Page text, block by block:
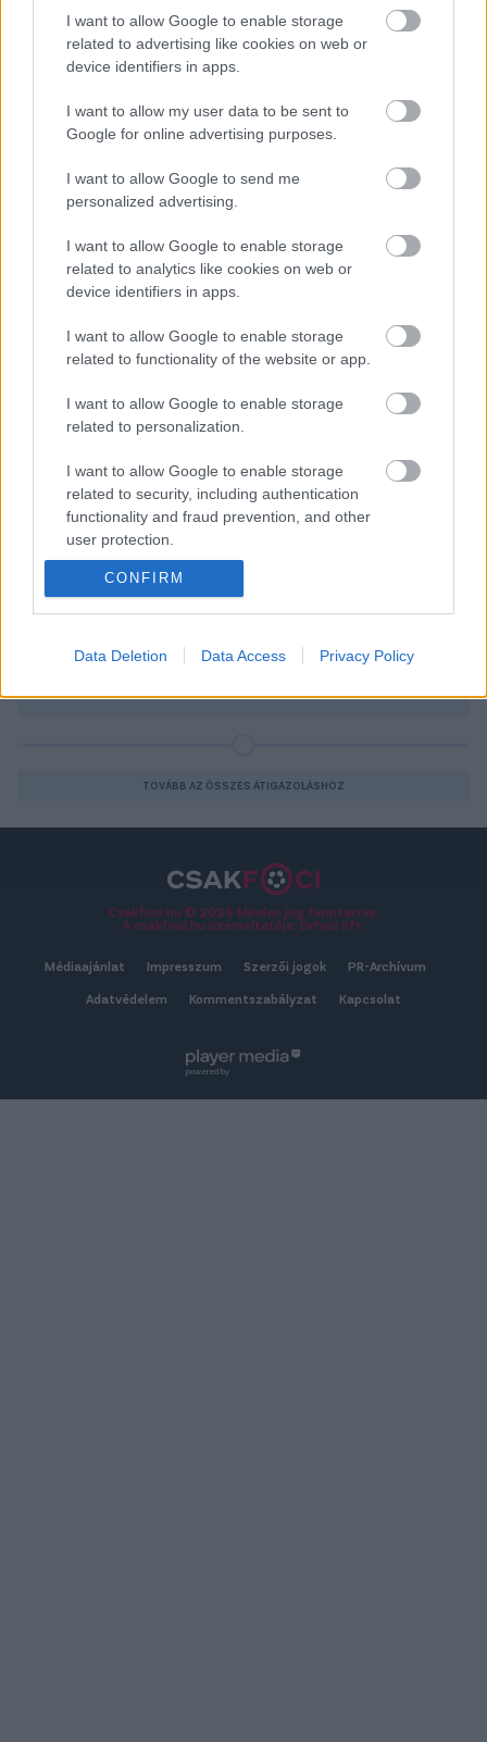
I want to allow Google to enable storage
related to advertising like cookies on web or
device identifiers in apps.
I want to allow my user data to be sent to
Google for online advertising purposes.
I want to allow Google to send me
personalized advertising.
I want to allow Google to enable storage
related to analytics like cookies on web or
device identifiers in apps.
I want to allow Google to enable storage
related to functionality of the website or app.
I want to allow Google to enable storage
related to personalization.
I want to allow Google to enable storage
related to security, including authentication
functionality and fraud prevention, and other
user protection.
CONFIRM
Data Deletion Data Access Privacy Policy
Szín:
18 690 000 Ft
TOVÁBBI AJÁNLATOK
Kövess minket a Facebookon is!
Átigazolások
Továbbra is számítanak rá
Willi Orbán
Az RB Leipzig sportigazgatója egyértelművé tette: a klub
továbbra isWilli Orbánnaltervezi a következő szezont.
TOVÁBB AZ ÖSSZES ÁTIGAZOLÁSHOZ
Csakfoci.hu © 2026 Minden jog fenntartva.
A csakfoci.hu üzemeltetője: DrFoci Kft.
Médiaajánlat Impresszum Szerzői jogok PR-Archívum
Adatvédelem Kommentszabályzat Kapcsolat
powered by